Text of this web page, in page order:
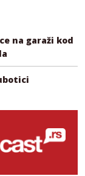
na garaži kod